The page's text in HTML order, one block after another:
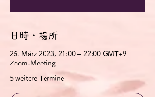
日時・場所
25. März 2023, 21:00 – 22:00 GMT+9
Zoom-Meeting
5 weitere Termine